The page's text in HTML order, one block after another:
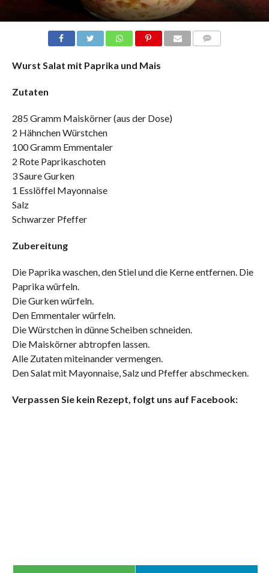
Wurst Salat mit Paprika und Mais
Zutaten
285 Gramm Maiskörner (aus der Dose)
2 Hähnchen Würstchen
100 Gramm Emmentaler
2 Rote Paprikaschoten
3 Saure Gurken
1 Esslöffel Mayonnaise
Salz
Schwarzer Pfeffer
Zubereitung
Die Paprika waschen, den Stiel und die Kerne entfernen. Die
Paprika würfeln.
Die Gurken würfeln.
Den Emmentaler würfeln.
Die Würstchen in dünne Scheiben schneiden.
Die Maiskörner abtropfen lassen.
Alle Zutaten miteinander vermengen.
Den Salat mit Mayonnaise, Salz und Pfeffer abschmecken.
Verpassen Sie kein Rezept, folgt uns auf Facebook: